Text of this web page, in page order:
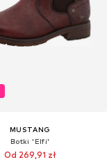
MUSTANG
Botki 'Elfi'
Od 269,91 zł